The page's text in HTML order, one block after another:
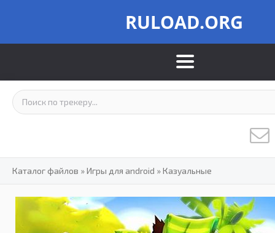
RULOAD.ORG
Каталог файлов »Игры для android »Казуальные